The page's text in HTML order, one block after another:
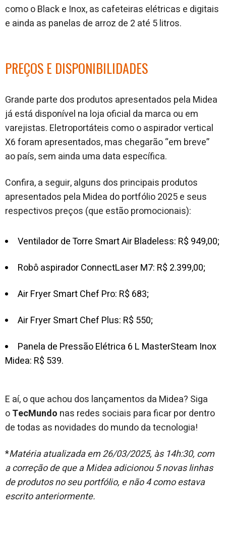
como o Black e Inox, as cafeteiras elétricas e digitais
e ainda as panelas de arroz de 2 até 5 litros.
PREÇOS E DISPONIBILIDADES
Grande parte dos produtos apresentados pela Midea
já está disponível na loja oficial da marca ou em
varejistas. Eletroportáteis como o aspirador vertical
X6 foram apresentados, mas chegarão “em breve”
ao país, sem ainda uma data específica.
Confira, a seguir, alguns dos principais produtos
apresentados pela Midea do portfólio 2025 e seus
respectivos preços (que estão promocionais):
Ventilador de Torre Smart Air Bladeless: R$ 949,00;
Robô aspirador ConnectLaser M7: R$ 2.399,00;
Air Fryer Smart Chef Pro: R$ 683;
Air Fryer Smart Chef Plus: R$ 550;
Panela de Pressão Elétrica 6 L MasterSteam Inox
Midea: R$ 539.
E aí, o que achou dos lançamentos da Midea? Siga
oTecMundo nas redes sociais para ficar por dentro
de todas as novidades do mundo da tecnologia!
*Matéria atualizada em 26/03/2025, às 14h:30, com
a correção de que a Midea adicionou 5 novas linhas
de produtos no seu portfólio, e não 4 como estava
escrito anteriormente.